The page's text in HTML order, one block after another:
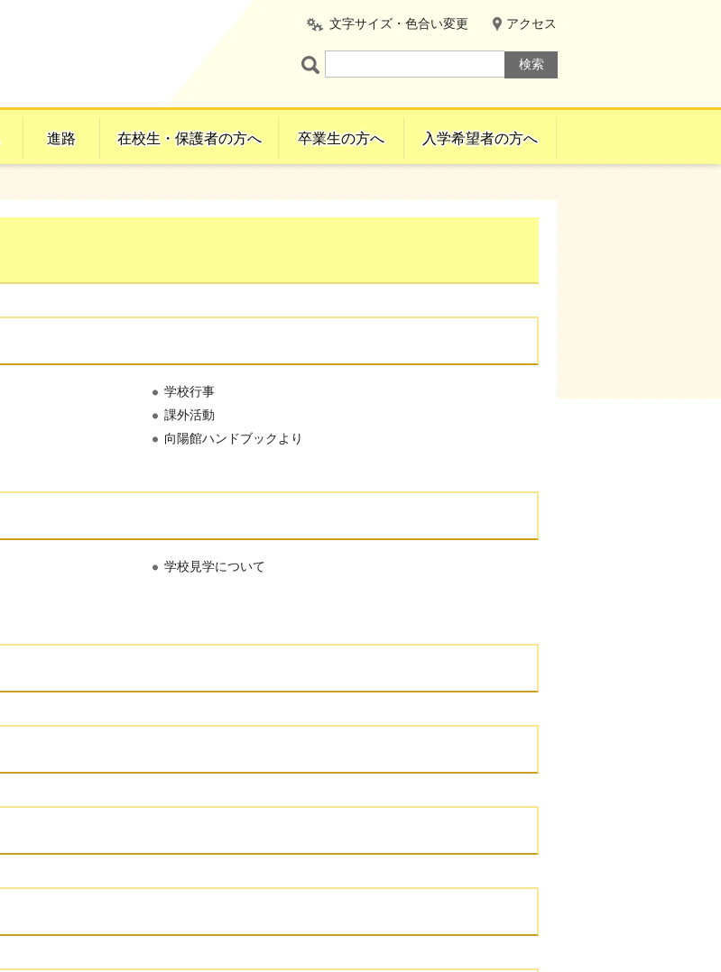
文字サイズ・色合い変更 アクセス
進路 在校生・保護者の方へ 卒業生の方へ 入学希望者の方へ
学校行事
課外活動
向陽館ハンドブックより
学校見学について